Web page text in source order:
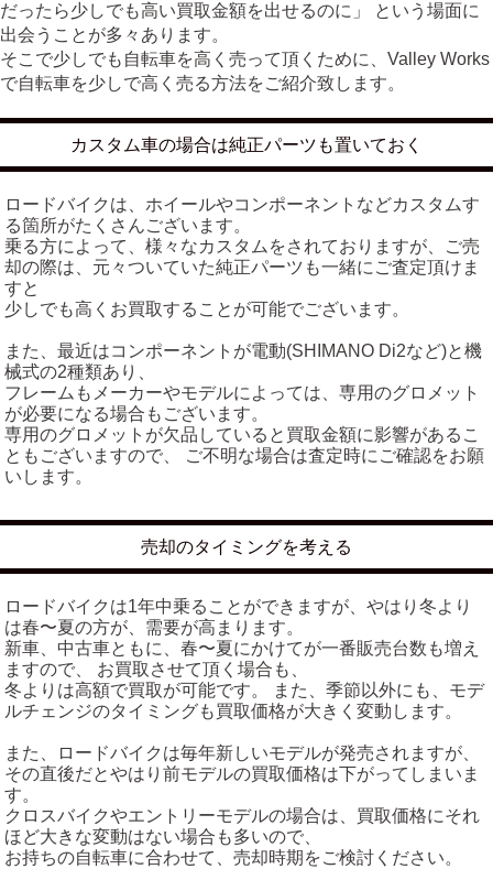
だったら少しでも高い買取金額を出せるのに」 という場面に
出会うことが多々あります。
そこで少しでも自転車を高く売って頂くために、Valley Works
で自転車を少しで高く売る方法をご紹介致します。
カスタム車の場合は純正パーツも置いておく
ロードバイクは、ホイールやコンポーネントなどカスタムす
る箇所がたくさんございます。
乗る方によって、様々なカスタムをされておりますが、ご売
却の際は、元々ついていた純正パーツも一緒にご査定頂けま
すと
少しでも高くお買取することが可能でございます。
また、最近はコンポーネントが電動(SHIMANO Di2など)と機
械式の2種類あり、
フレームもメーカーやモデルによっては、専用のグロメット
が必要になる場合もございます。
専用のグロメットが欠品していると買取金額に影響があるこ
ともございますので、 ご不明な場合は査定時にご確認をお願
いします。
売却のタイミングを考える
ロードバイクは1年中乗ることができますが、やはり冬より
は春〜夏の方が、需要が高まります。
新車、中古車ともに、春〜夏にかけてが一番販売台数も増え
ますので、 お買取させて頂く場合も、
冬よりは高額で買取が可能です。 また、季節以外にも、モデ
ルチェンジのタイミングも買取価格が大きく変動します。
また、ロードバイクは毎年新しいモデルが発売されますが、
その直後だとやはり前モデルの買取価格は下がってしまいま
す。
クロスバイクやエントリーモデルの場合は、買取価格にそれ
ほど大きな変動はない場合も多いので、
お持ちの自転車に合わせて、売却時期をご検討ください。